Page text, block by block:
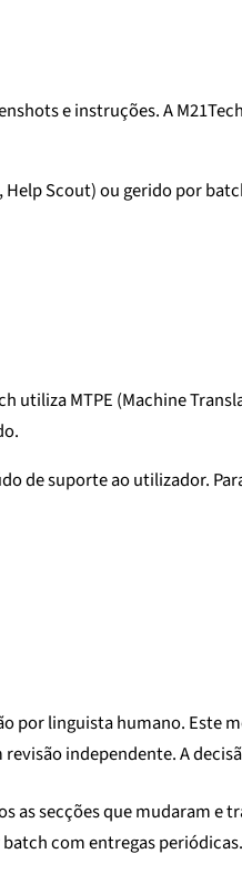
e instruções. A
Scout) ou gerido por
utiliza MTPE (Machine
de suporte ao utilizador.
por linguista humano. Este
independente. A
secções que mudaram e
com entregas periódicas.